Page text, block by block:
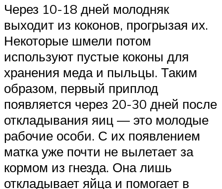
Через 10-18 дней молодняк
выходит из коконов, прогрызая их.
Некоторые шмели потом
используют пустые коконы для
хранения меда и пыльцы. Таким
образом, первый приплод
появляется через 20-30 дней после
откладывания яиц — это молодые
рабочие особи. С их появлением
матка уже почти не вылетает за
кормом из гнезда. Она лишь
откладывает яйца и помогает в